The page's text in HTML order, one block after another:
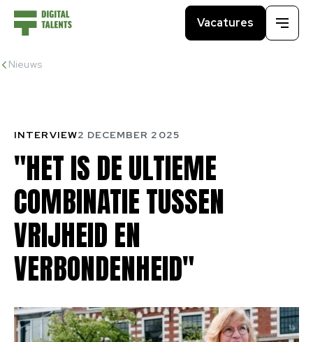
Vacatures
Menu
Nieuws
"HETIS DEULTIEME
COMBINATIETUSSEN
VRIJHEID EN
VERBONDENHEID"
INTERVIEW2 DECEMBER 2025